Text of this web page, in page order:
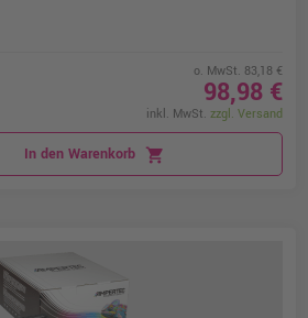
o. MwSt. 83,18 €
98,98 €
inkl. MwSt. zzgl. Versand
In den Warenkorb shopping_cart